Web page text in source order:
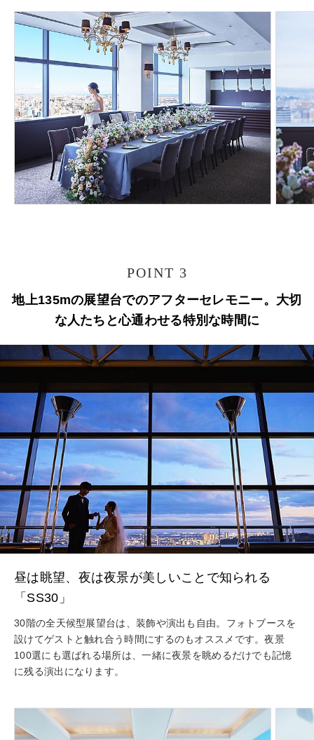
POINT 3
地上135mの展望台でのアフターセレモニー。大切
な人たちと心通わせる特別な時間に
昼は眺望、夜は夜景が美しいことで知られる
「SS30」
30階の全天候型展望台は、装飾や演出も自由。フォトブースを
設けてゲストと触れ合う時間にするのもオススメです。夜景
100選にも選ばれる場所は、一緒に夜景を眺めるだけでも記憶
に残る演出になります。